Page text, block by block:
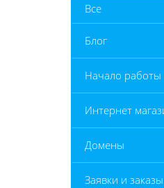
Все
Блог
Начало работы
Интернет
Домены
Заявки и заказы